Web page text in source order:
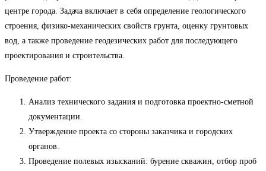
центре города. Задача включает в себя определение геологического
строения, физико-механических свойств грунта, оценку грунтовых
вод, а также проведение геодезических работ для последующего
проектирования и строительства.
Проведение работ:
Анализ технического задания и подготовка проектно-сметной
документации.
Утверждение проекта со стороны заказчика и городских
органов.
Проведение полевых изысканий: бурение скважин, отбор проб